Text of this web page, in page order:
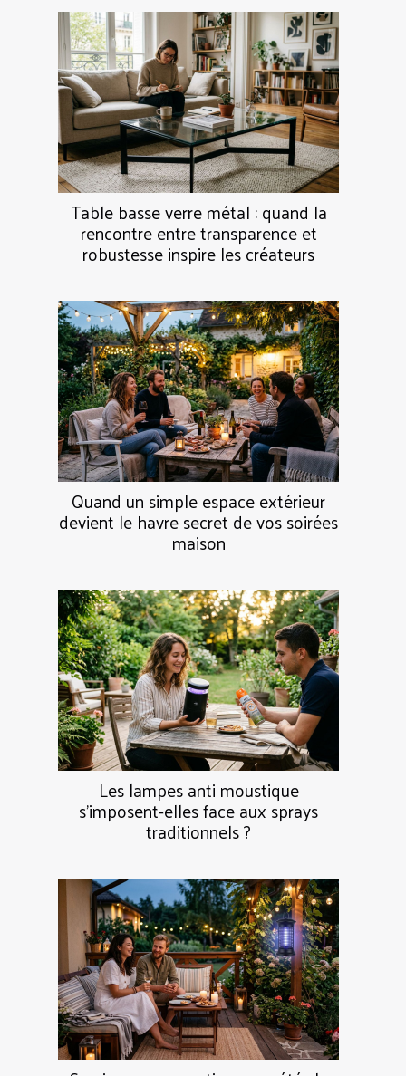
Table basse verre métal : quand la
rencontre entre transparence et
robustesse inspire les créateurs
Quand un simple espace extérieur
devient le havre secret de vos soirées
maison
Les lampes anti moustique
s’imposent-elles face aux sprays
traditionnels ?